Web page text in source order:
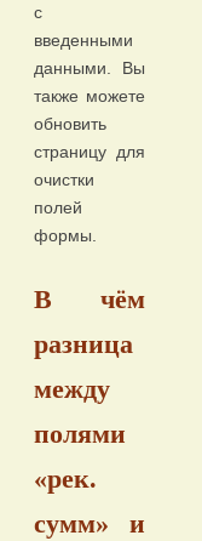
с
введенными
данными. Вы
также можете
обновить
страницу для
очистки
полей
формы.
В чём
разница
между
полями
«рек.
сумм» и